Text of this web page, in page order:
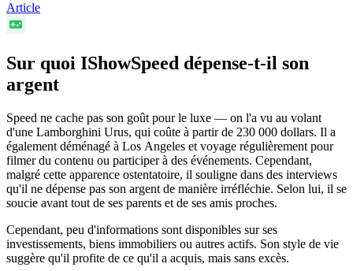
Article
Sur quoi IShowSpeed dépense-t-il son
argent
Speed ne cache pas son goût pour le luxe — on l'a vu au volant
d'une Lamborghini Urus, qui coûte à partir de 230 000 dollars. Il a
également déménagé à Los Angeles et voyage régulièrement pour
filmer du contenu ou participer à des événements. Cependant,
malgré cette apparence ostentatoire, il souligne dans des interviews
qu'il ne dépense pas son argent de manière irréfléchie. Selon lui, il se
soucie avant tout de ses parents et de ses amis proches.
Cependant, peu d'informations sont disponibles sur ses
investissements, biens immobiliers ou autres actifs. Son style de vie
suggère qu'il profite de ce qu'il a acquis, mais sans excès.